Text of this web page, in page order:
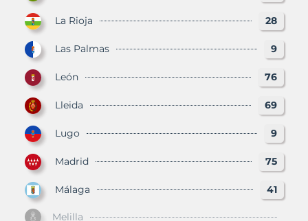
La Rioja 28
Las Palmas 9
León 76
Lleida 69
Lugo 9
Madrid 75
Málaga 41
Melilla